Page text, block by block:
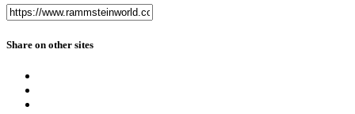
Share on other sites